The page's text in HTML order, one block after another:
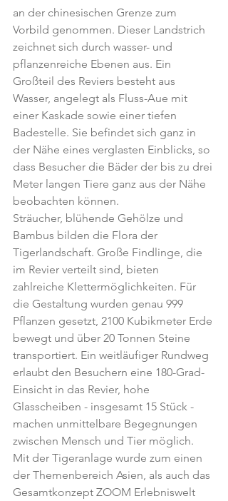
an der chinesischen Grenze zum
Vorbild genommen. Dieser Landstrich
zeichnet sich durch wasser- und
pflanzenreiche Ebenen aus. Ein
Großteil des Reviers besteht aus
Wasser, angelegt als Fluss-Aue mit
einer Kaskade sowie einer tiefen
Badestelle. Sie befindet sich ganz in
der Nähe eines verglasten Einblicks, so
dass Besucher die Bäder der bis zu drei
Meter langen Tiere ganz aus der Nähe
beobachten können.
Sträucher, blühende Gehölze und
Bambus bilden die Flora der
Tigerlandschaft. Große Findlinge, die
im Revier verteilt sind, bieten
zahlreiche Klettermöglichkeiten. Für
die Gestaltung wurden genau 999
Pflanzen gesetzt, 2100 Kubikmeter Erde
bewegt und über 20 Tonnen Steine
transportiert. Ein weitläufiger Rundweg
erlaubt den Besuchern eine 180-Grad-
Einsicht in das Revier, hohe
Glasscheiben - insgesamt 15 Stück -
machen unmittelbare Begegnungen
zwischen Mensch und Tier möglich.
Mit der Tigeranlage wurde zum einen
der Themenbereich Asien, als auch das
Gesamtkonzept ZOOM Erlebniswelt